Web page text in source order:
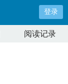
登录
阅读记录